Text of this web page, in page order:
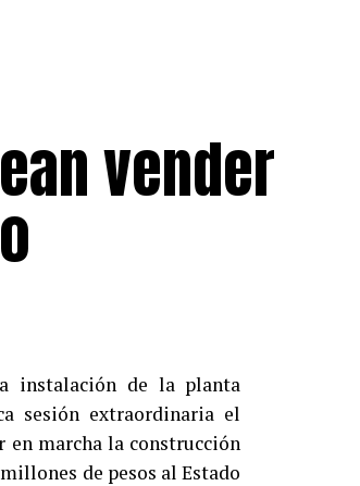
vender
instalación de la planta
sesión extraordinaria el
marcha la construcción
de pesos al Estado